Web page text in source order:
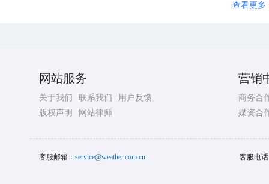
查看更多
网站服务
关于我们 联系我们
用户反馈
版权声明
网站律师
营销
商务合
媒资合
客服邮箱： service@weather.com.cn 客服电